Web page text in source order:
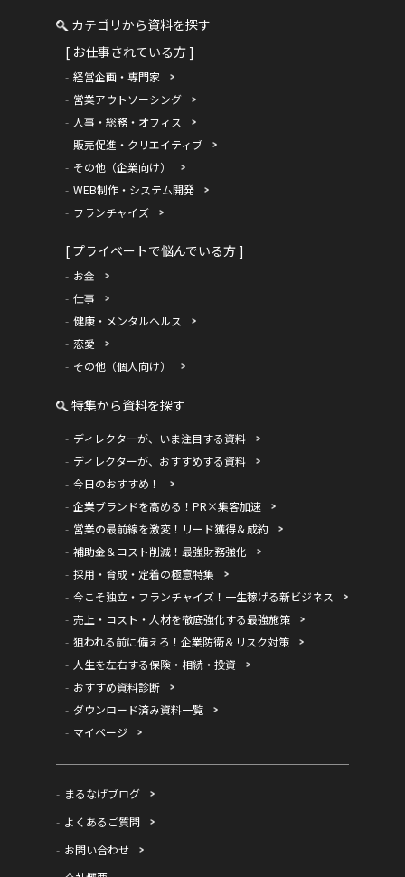
カテゴリから資料を探す
[ お仕事されている方 ]
経営企画・専門家
営業アウトソーシング
人事・総務・オフィス
販売促進・クリエイティブ
その他（企業向け）
WEB制作・システム開発
フランチャイズ
[ プライベートで悩んでいる方 ]
お金
仕事
健康・メンタルヘルス
恋愛
その他（個人向け）
特集から資料を探す
ディレクターが、いま注目する資料
ディレクターが、おすすめする資料
今日のおすすめ！
企業ブランドを高める！PR×集客加速
営業の最前線を激変！リード獲得＆成約
補助金＆コスト削減！最強財務強化
採用・育成・定着の極意特集
今こそ独立・フランチャイズ！一生稼げる新ビジネス
売上・コスト・人材を徹底強化する最強施策
狙われる前に備えろ！企業防衛＆リスク対策
人生を左右する保険・相続・投資
おすすめ資料診断
ダウンロード済み資料一覧
マイページ
まるなげブログ
よくあるご質問
お問い合わせ